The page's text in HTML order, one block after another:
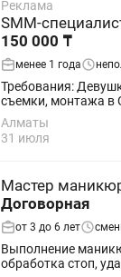
Реклама
SMM-
150 000 ₸
менее 1 года
Требования: Девушка 18-25 лет Опыт работы в SMM от 6 месяцев Наличие портфолио (кейсов). Владение русским и казахским языками. Навыки
Алматы
31 июля
Мастер
Договорная
от 3 до 6 лет
Выполнение маникюра: